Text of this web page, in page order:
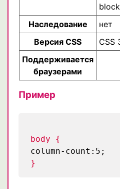
block
Наследование
нет
Версия CSS
CSS
Поддерживается
браузерами
Пример
body {
column-count:5;
}